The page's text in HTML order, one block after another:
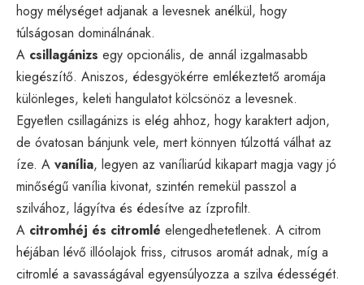
hogy mélységet adjanak a levesnek anélkül, hogy
túlságosan dominálnának.
A csillagánizs egy opcionális, de annál izgalmasabb
kiegészítő. Aniszos, édesgyökérre emlékeztető aromája
különleges, keleti hangulatot kölcsönöz a levesnek.
Egyetlen csillagánizs is elég ahhoz, hogy karaktert adjon,
de óvatosan bánjunk vele, mert könnyen túlzottá válhat az
íze. A vanília, legyen az vaníliarúd kikapart magja vagy jó
minőségű vanília kivonat, szintén remekül passzol a
szilvához, lágyítva és édesítve az ízprofilt.
A citromhéj és citromlé elengedhetetlenek. A citrom
héjában lévő illóolajok friss, citrusos aromát adnak, míg a
citromlé a savasságával egyensúlyozza a szilva édességét.